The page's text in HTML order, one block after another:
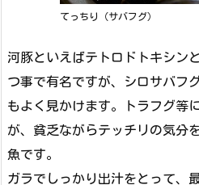
てっちり（サバフグ）
河豚といえばテトロドトキシン
つ事で有名ですが、シロサバフ
もよく見かけます。トラフグ等
が、貧乏ながらテッチリの気分
魚です。
ガラでしっかり出汁をとって、